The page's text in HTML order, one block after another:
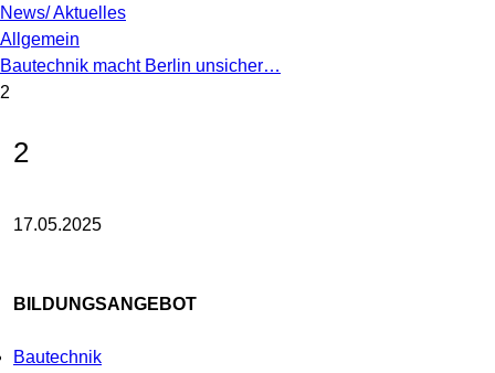
News/ Aktuelles
Allgemein
Bautechnik macht Berlin unsicher…
2
2
17.05.2025
BILDUNGSANGEBOT
Bautechnik